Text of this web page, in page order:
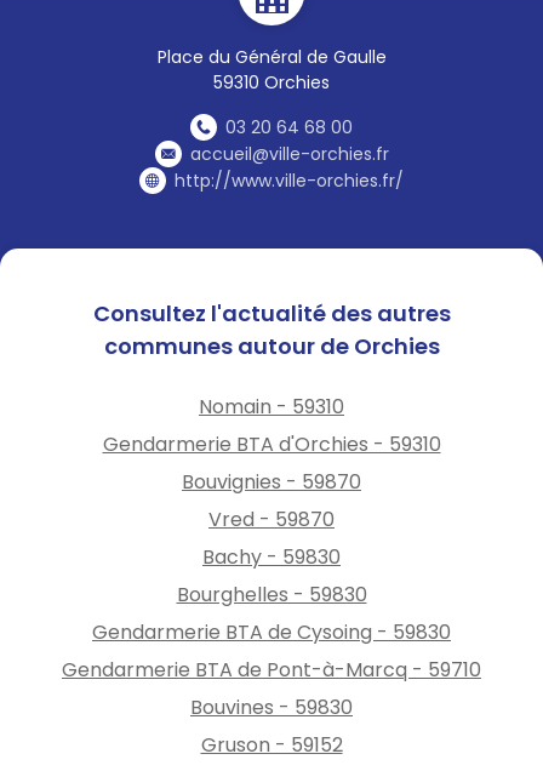
Place du Général de Gaulle
59310 Orchies
03 20 64 68 00
accueil@ville-orchies.fr
http://www.ville-orchies.fr/
Consultez l'actualité des autres
communes autour de Orchies
Nomain - 59310
Gendarmerie BTA d'Orchies - 59310
Bouvignies - 59870
Vred - 59870
Bachy - 59830
Bourghelles - 59830
Gendarmerie BTA de Cysoing - 59830
Gendarmerie BTA de Pont-à-Marcq - 59710
Bouvines - 59830
Gruson - 59152